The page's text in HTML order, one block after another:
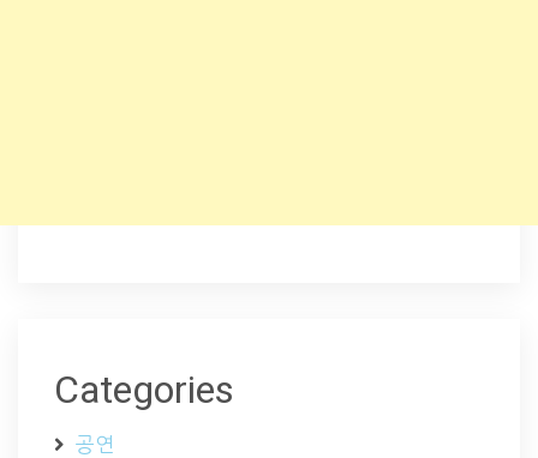
Categories
공연